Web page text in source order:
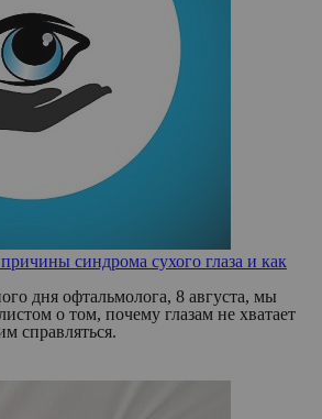
синдрома сухого глаза и как
дня офтальмолога, 8 августа, мы
о том, почему глазам не хватает
справляться.